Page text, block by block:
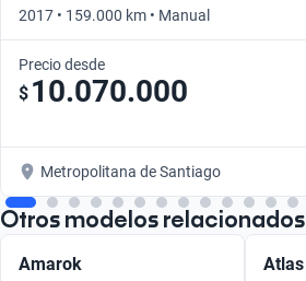
2017 • 159.000 km • Manual
Precio desde
$ 10.070.000
Metropolitana de Santiago
Otros modelos relacionados
Amarok Atlas